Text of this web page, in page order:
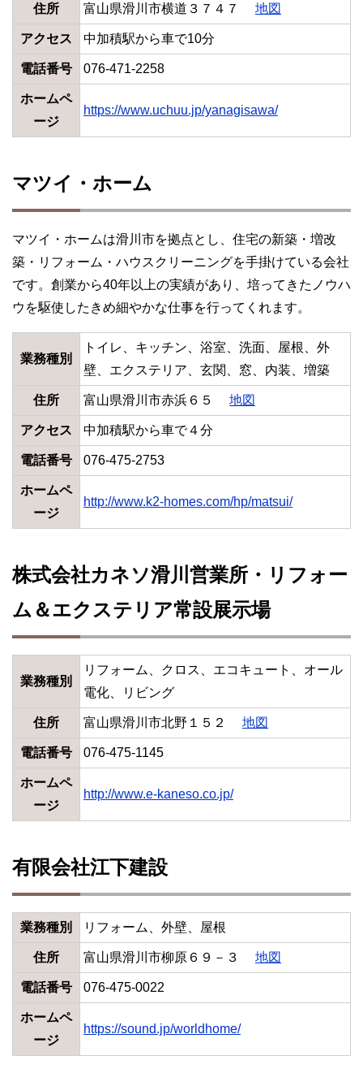
住所 富山県滑川市横道３７４７ 地図
アクセス 中加積駅から車で10分
電話番号 076-471-2258
ホームペ
ージ
https://www.uchuu.jp/yanagisawa/
マツイ・ホーム
マツイ・ホームは滑川市を拠点とし、住宅の新築・増改
築・リフォーム・ハウスクリーニングを手掛けている会社
です。創業から40年以上の実績があり、培ってきたノウハ
ウを駆使したきめ細やかな仕事を行ってくれます。
業務種別
トイレ、キッチン、浴室、洗面、屋根、外
壁、エクステリア、玄関、窓、内装、増築
住所 富山県滑川市赤浜６５ 地図
アクセス 中加積駅から車で４分
電話番号 076-475-2753
ホームペ
ージ
http://www.k2-homes.com/hp/matsui/
株式会社カネソ滑川営業所・リフォー
ム＆エクステリア常設展示場
業務種別
リフォーム、クロス、エコキュート、オール
電化、リビング
住所 富山県滑川市北野１５２ 地図
電話番号 076-475-1145
ホームペ
ージ
http://www.e-kaneso.co.jp/
有限会社江下建設
業務種別 リフォーム、外壁、屋根
住所 富山県滑川市柳原６９－３ 地図
電話番号 076-475-0022
ホームペ
ージ
https://sound.jp/worldhome/